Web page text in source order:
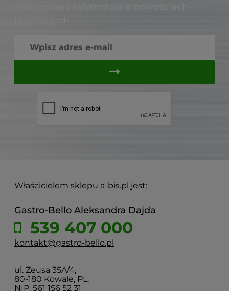
Właścicielem sklepu a-bis.pl jest:
Gastro-Bello Aleksandra Dajda
539 407 000
kontakt@gastro-bello.pl
ul. Zeusa 35A/4,
80-180 Kowale, PL.
NIP: 561 156 52 31